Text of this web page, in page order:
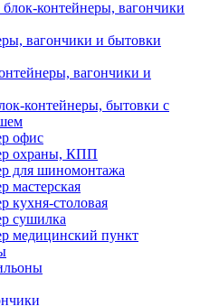
контейнеры, вагончики
вагончики и бытовки
вагончики и
контейнеры, бытовки с
офис
охраны, КПП
для шиномонтажа
мастерская
кухня-столовая
сушилка
медицинский пункт